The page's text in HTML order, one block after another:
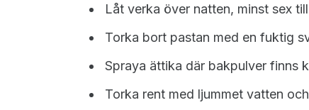
Låt verka över natten, minst sex
Torka bort pastan med en fuktig
Spraya ättika där bakpulver finns
Torka rent med ljummet vatten